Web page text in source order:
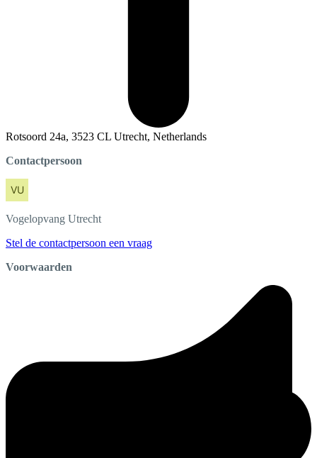
Rotsoord 24a, 3523 CL Utrecht, Netherlands
Contactpersoon
Vogelopvang Utrecht
Stel de contactpersoon een vraag
Voorwaarden